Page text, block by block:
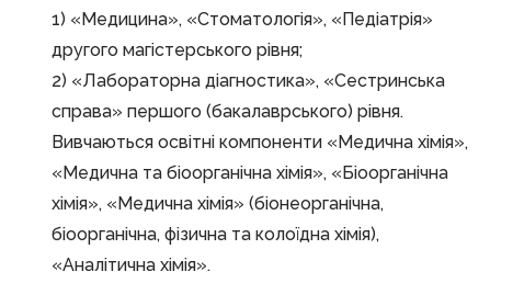
1) «Медицина», «Стоматологія», «Педіатрія»
другого магістерського рівня;
2) «Лабораторна діагностика», «Сестринська
справа» першого (бакалаврського) рівня.
Вивчаються освітні компоненти «Медична хімія»,
«Медична та біоорганічна хімія», «Біоорганічна
хімія», «Медична хімія» (біонеорганічна,
біоорганічна, фізична та колоїдна хімія),
«Аналітична хімія».